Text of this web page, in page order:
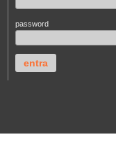
password